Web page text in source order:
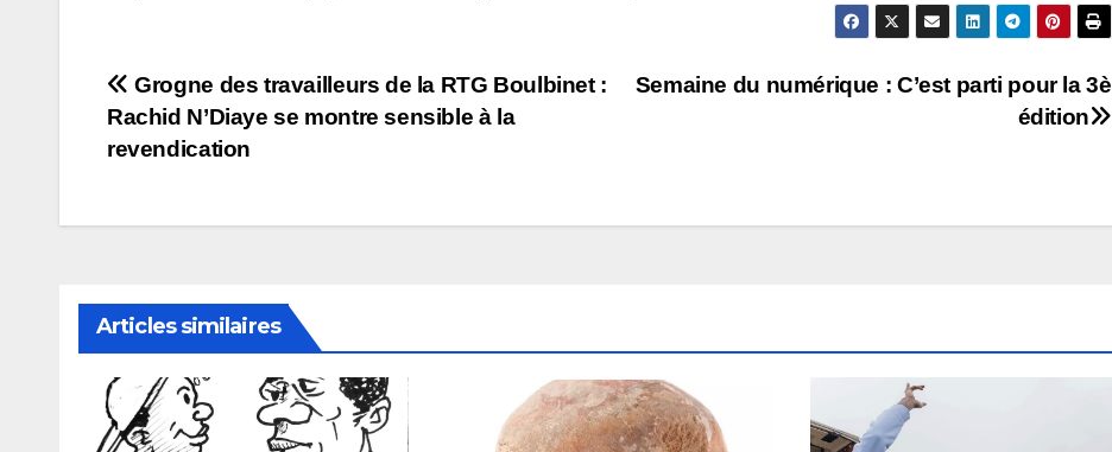
Navigation
de
Semaine du numérique : C’est parti pour la 3è
édition
Grogne des travailleurs de la RTG Boulbinet :
Rachid N’Diaye se montre sensible à la
revendication
Articles similaires